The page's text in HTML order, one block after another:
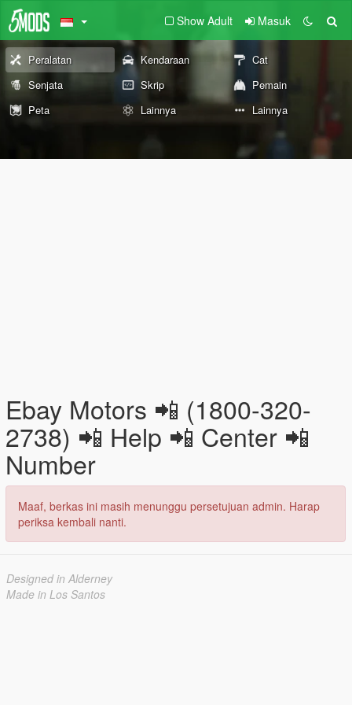
Show Adult Masuk
Peralatan Kendaraan
Cat
Senjata
Skrip
Pemain
Peta
Lainnya Lainnya
Ebay Motors 📲 (1800-320-
2738) 📲 Help 📲 Center 📲
Number
Maaf, berkas ini masih menunggu persetujuan admin. Harap
periksa kembali nanti.
Designed in Alderney
Made in Los Santos